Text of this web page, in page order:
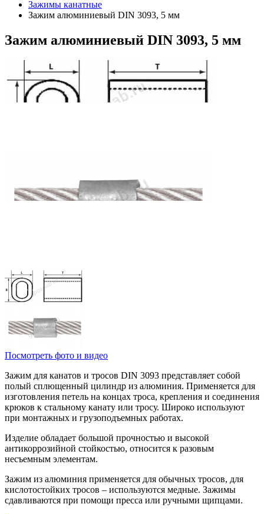
Зажимы канатные
Зажим алюминиевый DIN 3093, 5 мм
Зажим алюминиевый DIN 3093, 5 мм
Посмотреть фото и видео
Зажим для канатов и тросов DIN 3093 представляет собой
полый сплющенный цилиндр из алюминия. Применяется для
изготовления петель на концах троса, крепления и соединения
крюков к стальному канату или тросу. Широко используют
при монтажных и грузоподъемных работах.
Изделие обладает большой прочностью и высокой
антикоррозийной стойкостью, относится к разовым
несъемным элементам.
Зажим из алюминия применяется для обычных тросов, для
кислотостойких тросов – используются медные. Зажимы
сдавливаются при помощи пресса или ручными щипцами.